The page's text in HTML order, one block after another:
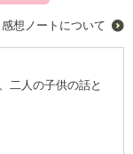
感想ノートについて
二人の子供の話と